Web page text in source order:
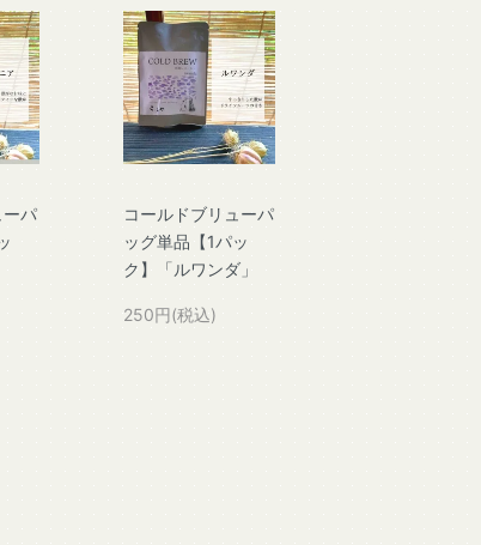
ーパ
コールドブリューパ
ッグ単品【1パッ
ク】「ルワンダ」
250円(税込)